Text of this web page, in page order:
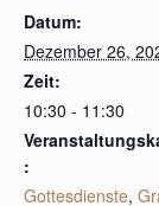
Datum:
Dezember 26,
Zeit:
10:30 - 11:30
:
Gottesdienste,